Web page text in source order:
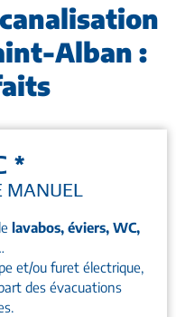
Alban :
*
MANUEL
lavabos, éviers, WC,
et/ou furet électrique,
des évacuations